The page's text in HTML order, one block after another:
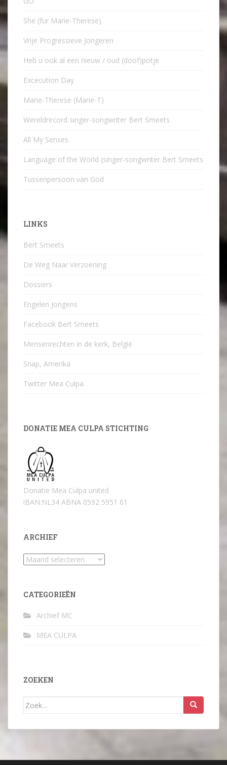
She (für Marie-Therese)
Vrije Progressieve Jongeren
Heb u ook al een nieuw / oud (doof)potje
Excecution Day
Marie-Therese (Marie-T)
Wereldrecord singer-songwriter Bert Smeets
All My Senses
Language of the World (singer-songwriter Bert Smeets
Tussenpersoon van God
LINKS
Bert Smeets
De Weg Naar Verzoening
Dossiers
Engelen Jongens
Facebook Bert Smeets
Mensenrechten in de kerk, België
Snap, Amerika
Twitter Mea Culpa
DONATIE MEA CULPA STICHTING
Donatie Mea Culpa united
iBAN:NL34 ABNA 0592 5951 61
ARCHIEF
Archief
CATEGORIEËN
Archief MC
MEA CULPA
ZOEKEN
Zoek